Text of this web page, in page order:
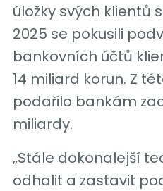
úložky svých klientů
2025 se pokusili
bankovních účtů
14 miliard korun. Z
podařilo bankám
miliardy.
„Stále dokonalejší
odhalit a zastavit